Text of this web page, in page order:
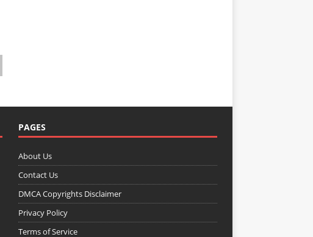
PAGES
About Us
Contact Us
DMCA Copyrights Disclaimer
Privacy Policy
Terms of Service